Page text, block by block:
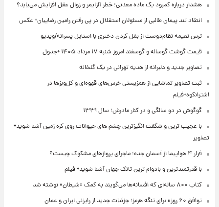
هشدار درباره کمبود یک ماده معدنی؛ خطر آلزایمر و زوال عقل افزایش می‌یابد؟
انتقاد تند پیمان طالبی از مسئولان استقلال در پی رفتن رامین رضاییان+ عکس
ترس نعیمه نظام‌دوست از بغل کردن دختری با استایل پسرانه/ویدیو
قیمت گوشت گوساله و گوسفند امروز شنبه ۱۷ مرداد ۱۴۰۵ +جدول
تصاویر جدید و دلبرانه از هدیه تهرانی در یک گلخانه
ثبت تصاویر تماشایی از همزیستی خرس‌های قهوه‌ای و کل‌وبزها در
اشترانکوه+فیلم
گوگوش در دو سالگی و در کنار مادرش؛ سال ۱۳۳۱
با عجیب ترین و شگفت انگیزترین چشم های حیوانات روی کره زمین آشنا شوید+
تصاویر
فرار ۴ هواپیما از آسمان جده؛ ماجرای پروازهای مشکوک چیست؟
با قدرتمندترین و بادوام ترین تانک جهان آشنا شوید+ فیلم
کتاب ۸۰۰ ساله‌ای که افسانه‌ها می‌گویند به کمک «شیطان» نوشته شد
توافق ۶۰ روزه برای تنگه هرمز؛ جزئیات جدید از رایزنی ایران و عمان